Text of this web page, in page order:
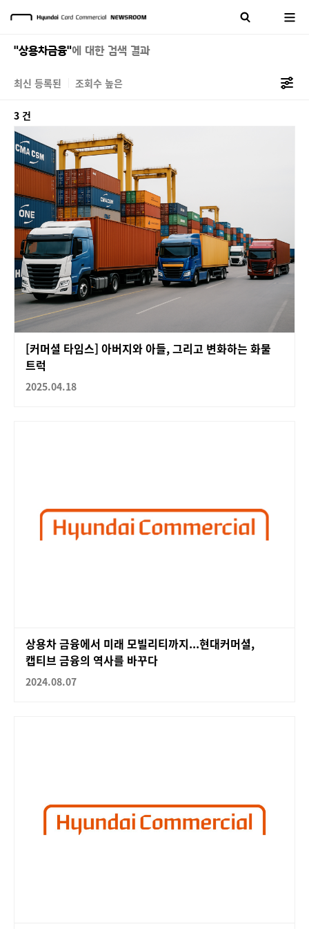
"상용차금융"에 대한 검색 결과
최신 등록된 조회수 높은
3 건
[커머셜 타임스] 아버지와 아들, 그리고 변화하는 화물
트럭
2025.04.18
상용차 금융에서 미래 모빌리티까지...현대커머셜,
캡티브 금융의 역사를 바꾸다
2024.08.07